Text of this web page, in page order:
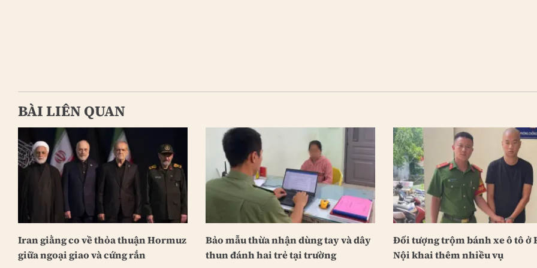
BÀI LIÊN QUAN
Iran giằng co về thỏa thuận Hormuz
giữa ngoại giao và cứng rắn
Bảo mẫu thừa nhận dùng tay và dây
thun đánh hai trẻ tại trường
Đối tượng trộm bánh xe ô tô ở
Nội khai thêm nhiều vụ